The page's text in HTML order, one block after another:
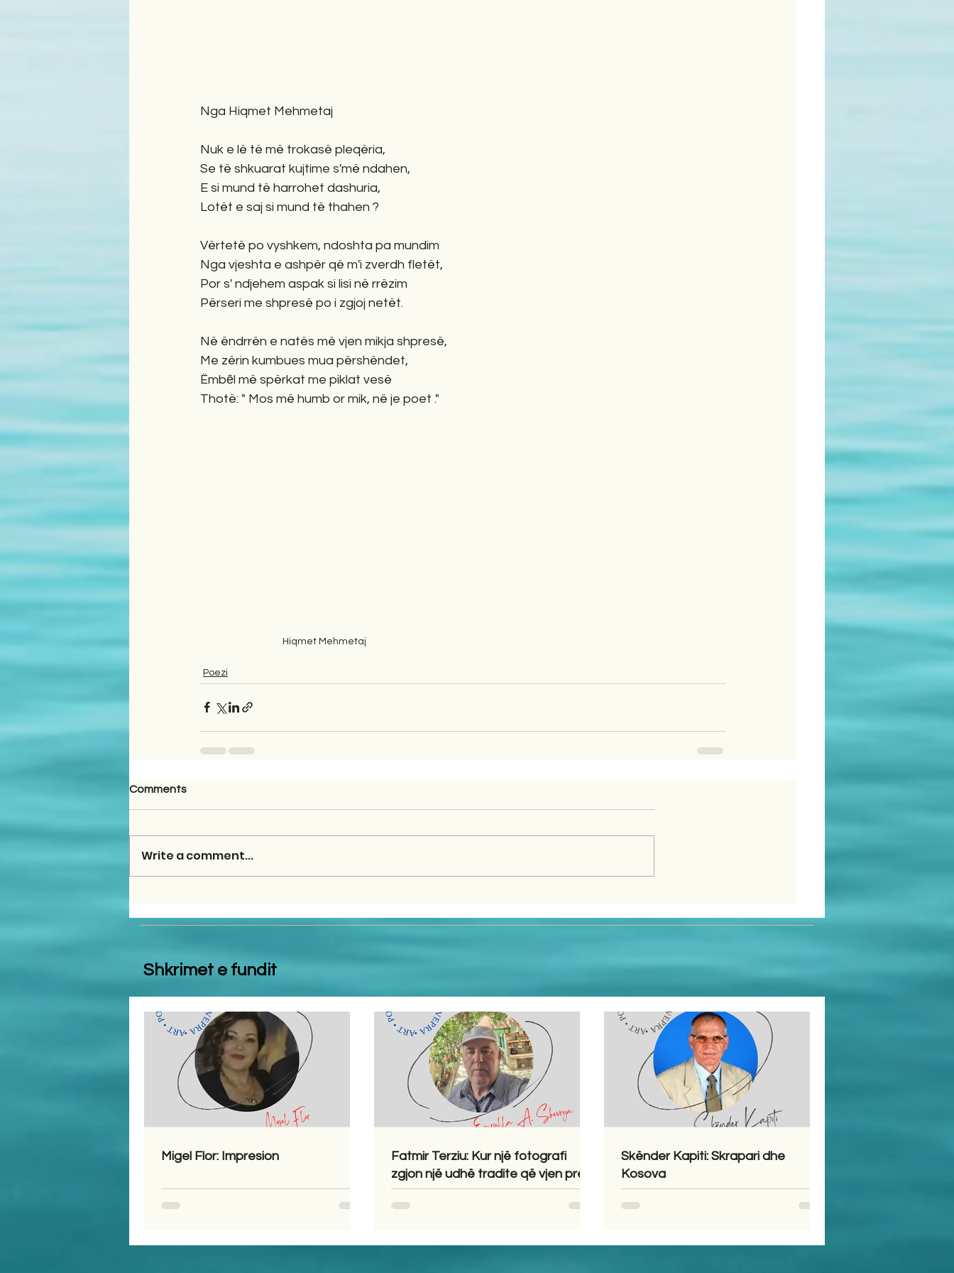
Nga Hiqmet Mehmetaj
Nuk e lë të më trokasë pleqëria,
Se të shkuarat kujtime s'më ndahen,
E si mund të harrohet dashuria,
Lotët e saj si mund të thahen ?
Vërtetë po vyshkem, ndoshta pa mundim
Nga vjeshta e ashpër që m'i zverdh fletët,
Por s' ndjehem aspak si lisi në rrëzim
Përseri me shpresë po i zgjoj netët.
Në ëndrrën e natës më vjen mikja shpresë,
Me zërin kumbues mua përshëndet,
Ëmbēl më spërkat me piklat vesë
Thotë: " Mos më humb or mik, në je poet ."
Hiqmet Mehmetaj
Poezi
Comments
Write a comment...
Shkrimet e fundit
Migel Flor: Impresion
Fatmir Terziu: Kur një fotografi
zgjon një udhë tradite që vjen prej
shekujsh në vendlindje
Skënder Kapiti: Skrapari dhe
Kosova